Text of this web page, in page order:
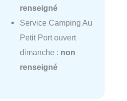
renseigné
Service Camping Au
Petit Port ouvert
dimanche : non
renseigné